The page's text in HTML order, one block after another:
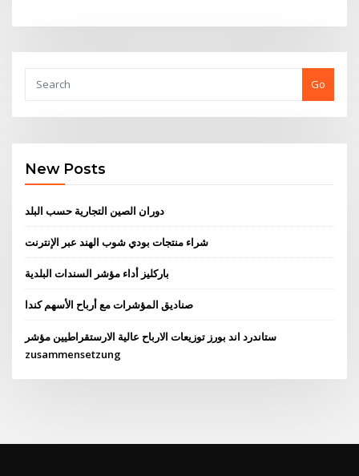
Go
New Posts
دوران الصين التجارية حسب البلد
شراء منتجات بودي شوب الهند عبر الإنترنت
باركليز أداء مؤشر السندات البلدية
صناديق المؤشرات مع أرباح الأسهم كندا
ستاندرد اند بورز توزيعات الارباح عالية الارستقراطيين مؤشر
zusammensetzung